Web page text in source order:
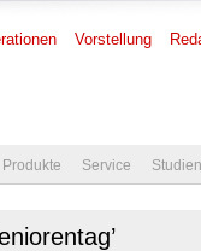
Vorstellung
Produkte Service Studien